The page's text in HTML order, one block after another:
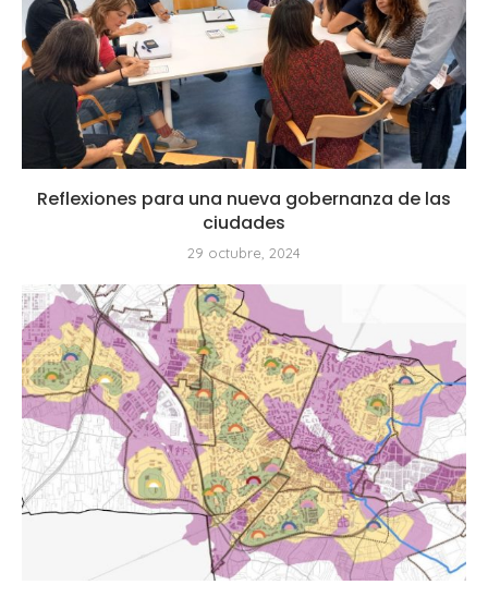
Reflexiones para una nueva gobernanza de las
ciudades
29 octubre, 2024